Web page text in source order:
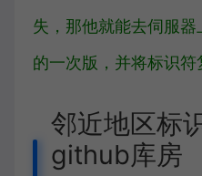
失，那他就能去伺服
的一次版，并将标识符
邻近地区标
github库房